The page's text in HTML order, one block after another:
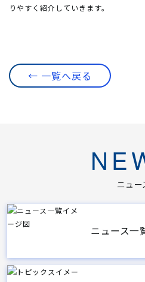
りやすく紹介していきます。
← 一覧へ戻る
ニュー
ニュース一